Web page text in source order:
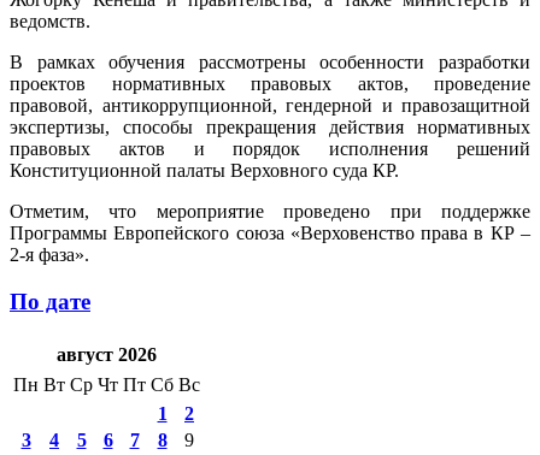
ведомств.
В рамках обучения рассмотрены особенности разработки
проектов нормативных правовых актов, проведение
правовой, антикоррупционной, гендерной и правозащитной
экспертизы, способы прекращения действия нормативных
правовых актов и порядок исполнения решений
Конституционной палаты Верховного суда КР.
Отметим, что мероприятие проведено при поддержке
Программы Европейского союза «Верховенство права в КР –
2-я фаза».
По дате
август 2026
Пн Вт Ср Чт Пт Сб Вс
1
2
3
4 5 6 7 8
9